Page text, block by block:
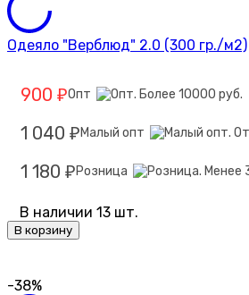
Одеяло "Верблюд" 2.0 (300 гр./м2)
900 ₽Опт
1 040 ₽ Малый опт
1 180 ₽ Розница
В наличии 13 шт.
В корзину
-38%